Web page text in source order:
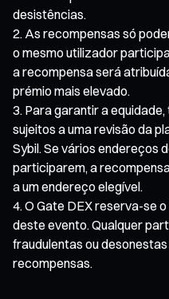
desistências.
As recompensas só
o mesmo utilizador
a recompensa será
prémio mais elevado.
Para garantir a
sujeitos a uma revisão da
Sybil. Se vários endereços
participarem, a
a um endereço elegível.
O Gate DEX reserva-se
deste evento. Qualquer
fraudulentas ou
recompensas.